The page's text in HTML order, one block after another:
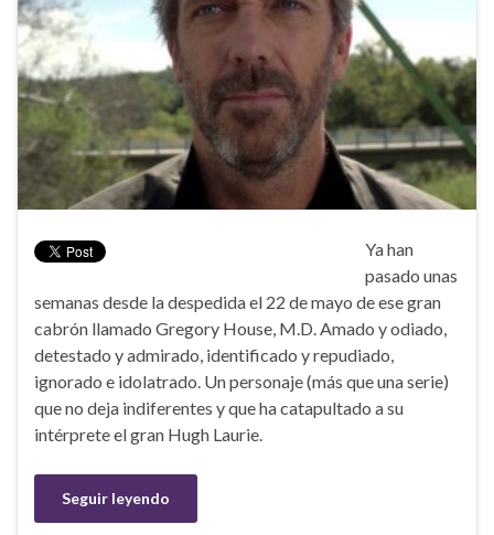
Ya han
pasado unas
semanas desde la despedida el 22 de mayo de ese gran
cabrón llamado Gregory House, M.D. Amado y odiado,
detestado y admirado, identificado y repudiado,
ignorado e idolatrado. Un personaje (más que una serie)
que no deja indiferentes y que ha catapultado a su
intérprete el gran Hugh Laurie.
Seguir leyendo